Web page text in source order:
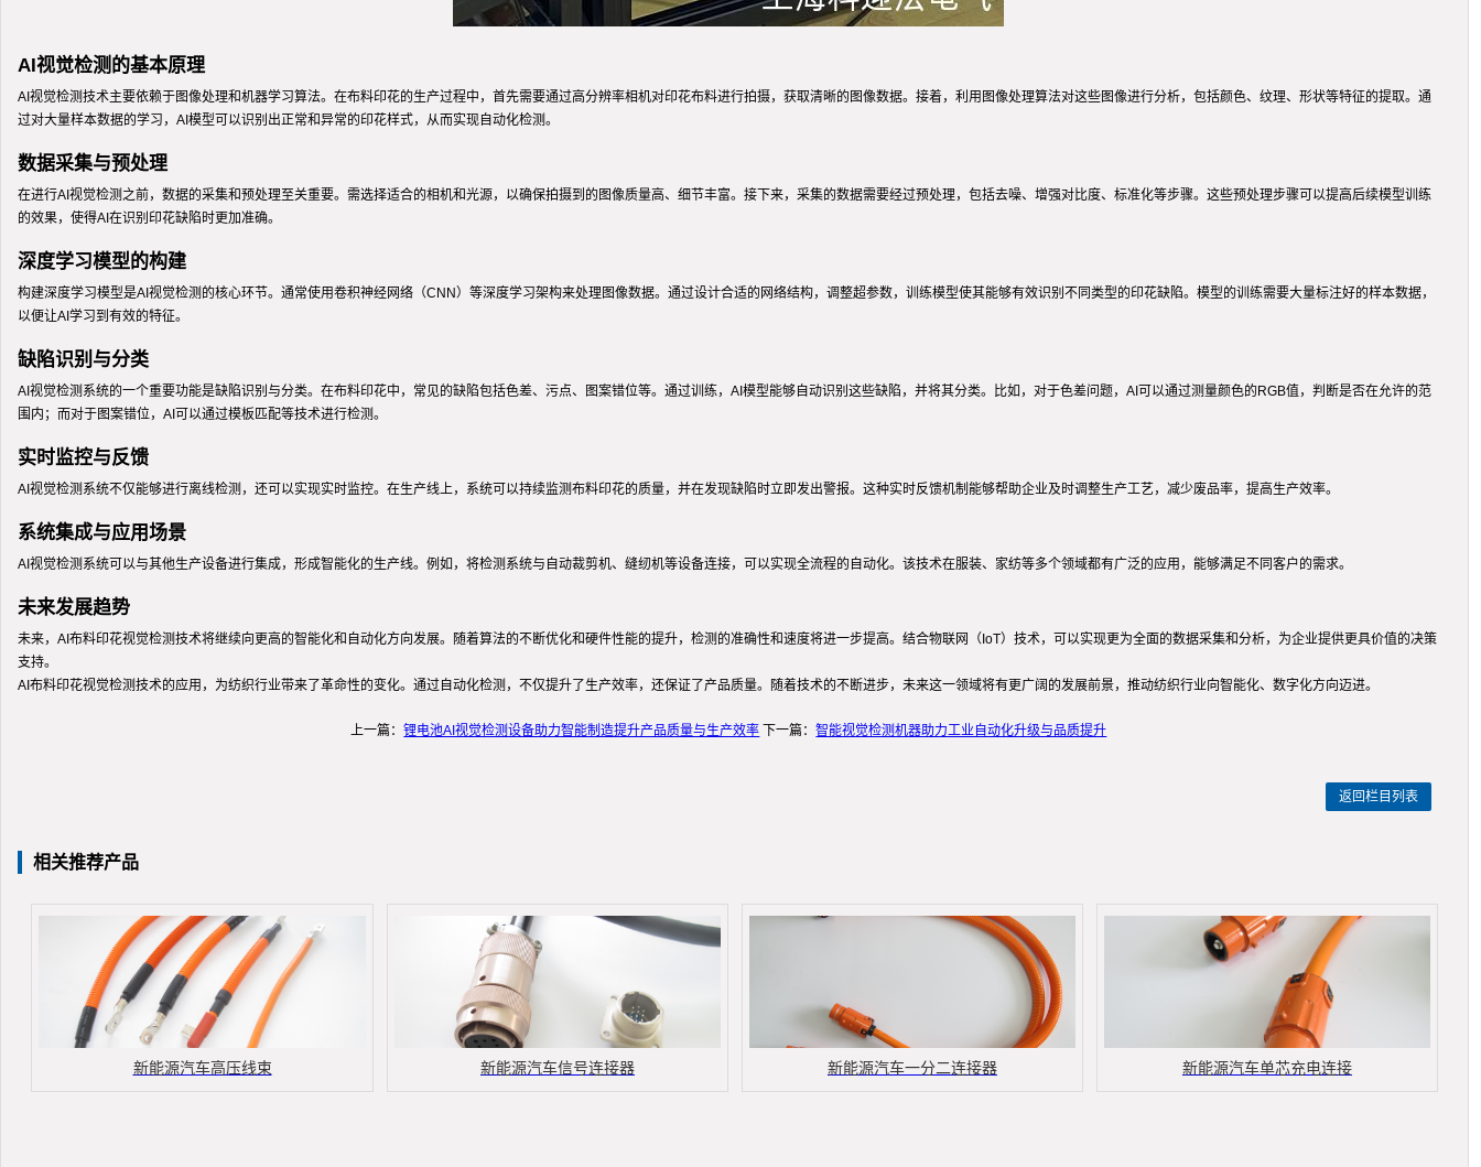
AI视觉检测的基本原理
AI视觉检测技术主要依赖于图像处理和机器学习算法。在布料印花的生产过程中，首先需要通过高分辨率相机对印花布料进行拍摄，获取清晰的图像数据。接着，利用图像处理算法对这些图像进行分析，包括颜色、纹理、形状等特征的提取。通
过对大量样本数据的学习，AI模型可以识别出正常和异常的印花样式，从而实现自动化检测。
数据采集与预处理
在进行AI视觉检测之前，数据的采集和预处理至关重要。需选择适合的相机和光源，以确保拍摄到的图像质量高、细节丰富。接下来，采集的数据需要经过预处理，包括去噪、增强对比度、标准化等步骤。这些预处理步骤可以提高后续模型训练
的效果，使得AI在识别印花缺陷时更加准确。
深度学习模型的构建
构建深度学习模型是AI视觉检测的核心环节。通常使用卷积神经网络（CNN）等深度学习架构来处理图像数据。通过设计合适的网络结构，调整超参数，训练模型使其能够有效识别不同类型的印花缺陷。模型的训练需要大量标注好的样本数据，
以便让AI学习到有效的特征。
缺陷识别与分类
AI视觉检测系统的一个重要功能是缺陷识别与分类。在布料印花中，常见的缺陷包括色差、污点、图案错位等。通过训练，AI模型能够自动识别这些缺陷，并将其分类。比如，对于色差问题，AI可以通过测量颜色的RGB值，判断是否在允许的范
围内；而对于图案错位，AI可以通过模板匹配等技术进行检测。
实时监控与反馈
AI视觉检测系统不仅能够进行离线检测，还可以实现实时监控。在生产线上，系统可以持续监测布料印花的质量，并在发现缺陷时立即发出警报。这种实时反馈机制能够帮助企业及时调整生产工艺，减少废品率，提高生产效率。
系统集成与应用场景
AI视觉检测系统可以与其他生产设备进行集成，形成智能化的生产线。例如，将检测系统与自动裁剪机、缝纫机等设备连接，可以实现全流程的自动化。该技术在服装、家纺等多个领域都有广泛的应用，能够满足不同客户的需求。
未来发展趋势
未来，AI布料印花视觉检测技术将继续向更高的智能化和自动化方向发展。随着算法的不断优化和硬件性能的提升，检测的准确性和速度将进一步提高。结合物联网（IoT）技术，可以实现更为全面的数据采集和分析，为企业提供更具价值的决策
支持。
AI布料印花视觉检测技术的应用，为纺织行业带来了革命性的变化。通过自动化检测，不仅提升了生产效率，还保证了产品质量。随着技术的不断进步，未来这一领域将有更广阔的发展前景，推动纺织行业向智能化、数字化方向迈进。
上一篇：锂电池AI视觉检测设备助力智能制造提升产品质量与生产效率 下一篇：智能视觉检测机器助力工业自动化升级与品质提升
返回栏目列表
相关推荐产品
新能源汽车高压线束 新能源汽车信号连接器 新能源汽车一分二连接器 新能源汽车单芯充电连接